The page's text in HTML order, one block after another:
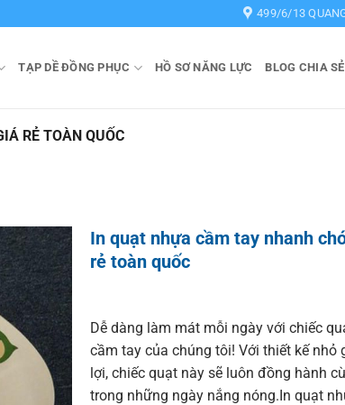
499/6/13
TẠP DỀ ĐỒNG PHỤC HỒ SƠ NĂNG LỰC BLOG CHIA SẺ
RẺ TOÀN QUỐC
In quạt nhựa cầm tay nhanh
rẻ toàn quốc
Dễ dàng làm mát mỗi ngày với chiếc
cầm tay của chúng tôi! Với thiết kế nhỏ
lợi, chiếc quạt này sẽ luôn đồng hành
trong những ngày nắng nóng.In quạt